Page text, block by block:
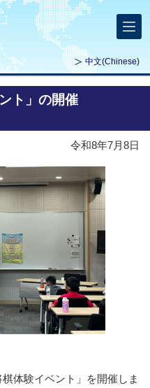
中文(Chinese)
ト」の開催
令和8年7月8日
体験イベント」を開催しま